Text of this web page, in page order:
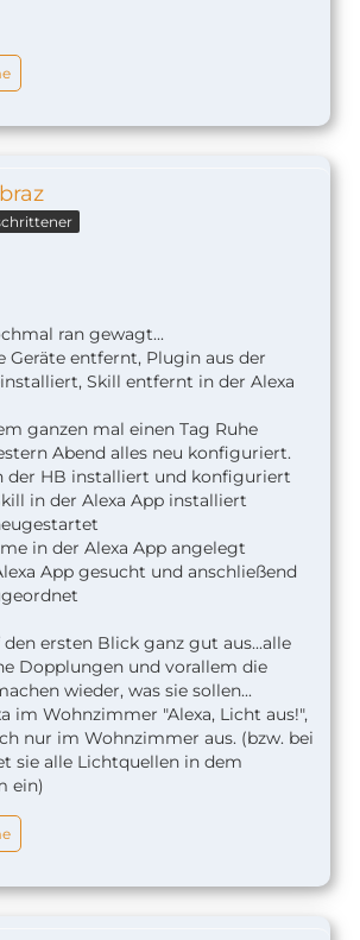
ran gewagt...
Geräte entfernt, Plugin aus der
Skill entfernt in der Alexa
ganzen mal einen Tag Ruhe
Abend alles neu konfiguriert.
der HB installiert und konfiguriert
in der Alexa App installiert
in der Alexa App angelegt
App gesucht und anschließend
ersten Blick ganz gut aus...alle
Dopplungen und vorallem die
wieder, was sie sollen...
im Wohnzimmer "Alexa, Licht aus!",
nur im Wohnzimmer aus. (bzw. bei
sie alle Lichtquellen in dem
ein)